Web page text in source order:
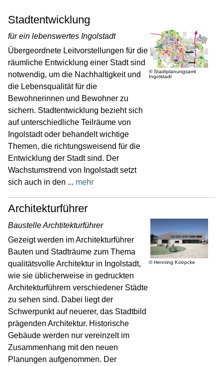
Planen & Bauen
Aktuelle Straßenbauprojekte
Kommunaler Hochbau
Kommunaler Tiefbau
Privates Bauen
Stadtentwicklung
Stadtplanung
Städtische Baugrundstücke & Gebäude
Politik
Recht & Ordnung
Stadtgarten
Verkehr
Verwaltung & Beteiligung
Leben
Kultur
Service
Karriere
Wirtschaft
Gäste
Stadtentwicklung
© Stadtplanungsamt
Ingolstadt
für ein lebenswertes Ingolstadt
Übergeordnete Leitvorstellungen für die
räumliche Entwicklung einer Stadt sind
notwendig, um die Nachhaltigkeit und
die Lebensqualität für die
Bewohnerinnen und Bewohner zu
sichern. Stadtentwicklung bezieht sich
auf unterschiedliche Teilräume von
Ingolstadt oder behandelt wichtige
Themen, die richtungsweisend für die
Entwicklung der Stadt sind. Der
Wachstumstrend von Ingolstadt setzt
sich auch in den ... mehr
Architekturführer
© Henning Koepcke
Baustelle Archtitekturführer
Gezeigt werden im Architekturführer
Bauten und Stadträume zum Thema
qualitätsvolle Architektur in Ingolstadt,
wie sie üblicherweise in gedruckten
Architekturführern verschiedener Städte
zu sehen sind. Dabei liegt der
Schwerpunkt auf neuerer, das Stadtbild
prägenden Architektur. Historische
Gebäude werden nur vereinzelt im
Zusammenhang mit den neuen
Planungen aufgenommen. Der